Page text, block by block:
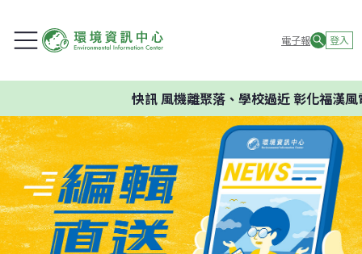
電子報 登入
快訊風機離聚落、學校過近 彰化福漢風